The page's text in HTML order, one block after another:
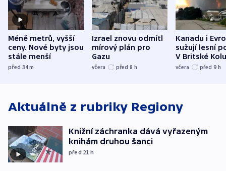
Méně metrů, vyšší
ceny. Nové byty jsou
stále menší
před 34m
Izrael znovu odmítl
mírový plán pro
Gazu
včera před 8 h
Kanadu i
sužují lesní
V Britské
evakuovali
včera před 9 h
Aktuálně z rubriky Regiony
Knižní záchranka dává vyřazeným
knihám druhou šanci
před 21 h